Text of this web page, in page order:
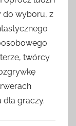
do wyboru, z
twórcy
dla graczy.